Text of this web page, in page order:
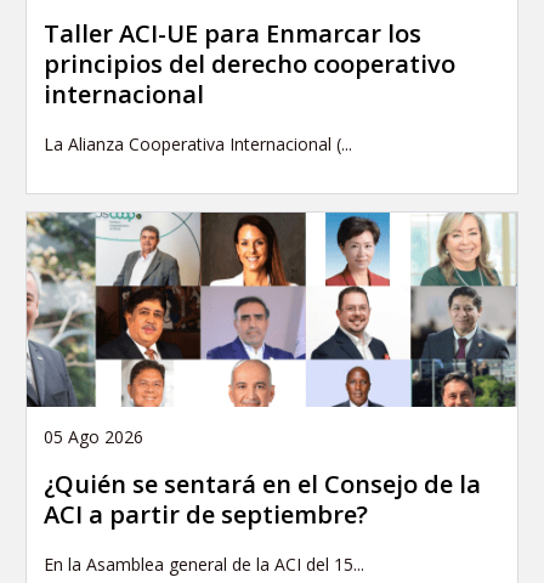
Taller ACI-UE para Enmarcar los
principios del derecho cooperativo
internacional
La Alianza Cooperativa Internacional (...
05 Ago 2026
¿Quién se sentará en el Consejo de la
ACI a partir de septiembre?
En la Asamblea general de la ACI del 15...